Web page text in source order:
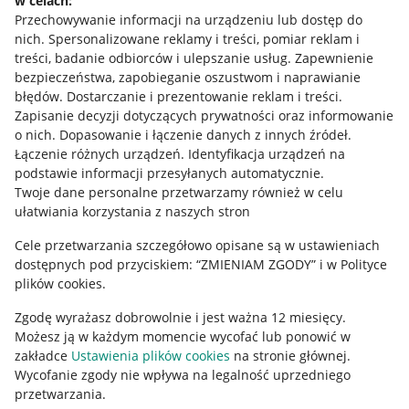
Przechowywanie informacji na urządzeniu lub dostęp do
nich. Spersonalizowane reklamy i treści, pomiar reklam i
treści, badanie odbiorców i ulepszanie usług. Zapewnienie
bezpieczeństwa, zapobieganie oszustwom i naprawianie
błędów. Dostarczanie i prezentowanie reklam i treści.
Zapisanie decyzji dotyczących prywatności oraz informowanie
o nich. Dopasowanie i łączenie danych z innych źródeł.
Łączenie różnych urządzeń. Identyfikacja urządzeń na
podstawie informacji przesyłanych automatycznie.
Twoje dane personalne przetwarzamy również w celu
ułatwiania korzystania z naszych stron
Cele przetwarzania szczegółowo opisane są w ustawieniach
dostępnych pod przyciskiem: “ZMIENIAM ZGODY” i w Polityce
plików cookies.
Zgodę wyrażasz dobrowolnie i jest ważna 12 miesięcy.
Możesz ją w każdym momencie wycofać lub ponowić w
zakładce Ustawienia plików cookies na stronie głównej.
Wycofanie zgody nie wpływa na legalność uprzedniego
przetwarzania.
Allegro Gadane dla kupujących
Mapa miejscowości
Informacje prawne
Regulamin
Polityka plików "cookies"
Ustawienia plików "cookies"
Udostępnianie lokalizacji
Informacje dla Aktu o Usługach Cyfrowych
Pobierz aplikację